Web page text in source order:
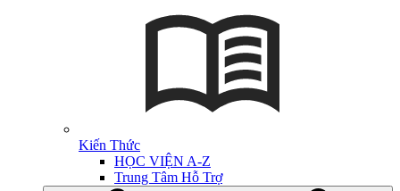
Kiến Thức
HỌC VIỆN A-Z
Trung Tâm Hỗ Trợ